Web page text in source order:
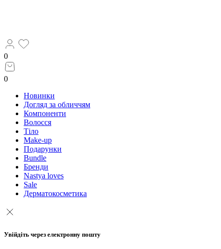
0
0
Новинки
Догляд за обличчям
Компоненти
Волосся
Тіло
Make-up
Подарунки
Bundle
Бренди
Nastya loves
Sale
Дерматокосметика
Увійдіть через електронну пошту